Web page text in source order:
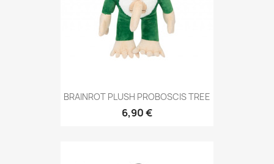
BRAINROT PLUSH PROBOSCIS TREE
6,90 €